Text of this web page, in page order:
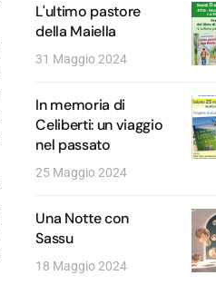
L'ultimo pastore
della Maiella
31 Maggio 2024
In memoria di
Celiberti: un viaggio
nel passato
25 Maggio 2024
Una Notte con
Sassu
18 Maggio 2024